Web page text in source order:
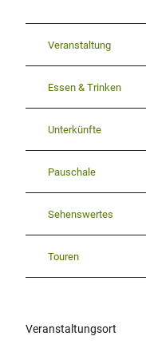
Veranstaltung
Essen & Trinken
Unterkünfte
Pauschale
Sehenswertes
Touren
Veranstaltungsort